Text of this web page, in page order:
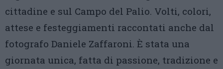
cittadine e sul Campo del Palio. Volti, colori,
attese e festeggiamenti raccontati anche dal
fotografo Daniele Zaffaroni. È stata una
giornata unica, fatta di passione, tradizione e